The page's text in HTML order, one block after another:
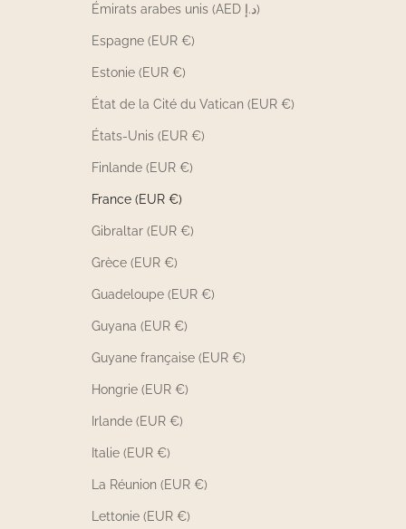
Émirats arabes unis (AED د.إ)
Espagne (EUR €)
Estonie (EUR €)
État de la Cité du Vatican (EUR €)
États-Unis (EUR €)
Finlande (EUR €)
France (EUR €)
Gibraltar (EUR €)
Grèce (EUR €)
Guadeloupe (EUR €)
Guyana (EUR €)
Guyane française (EUR €)
Hongrie (EUR €)
Irlande (EUR €)
Italie (EUR €)
La Réunion (EUR €)
Lettonie (EUR €)